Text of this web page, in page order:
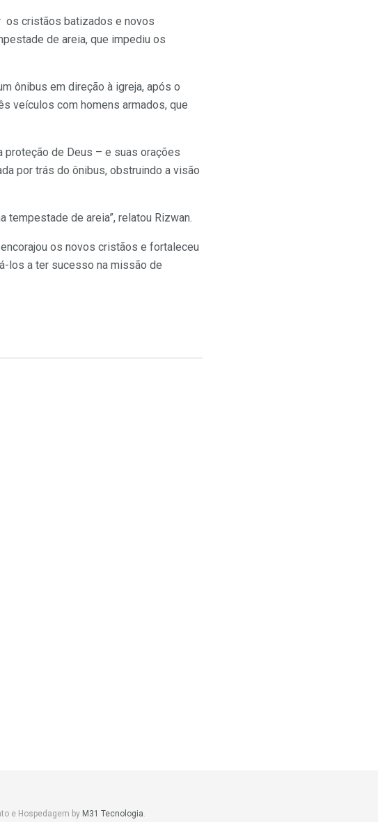
os cristãos batizados e novos
de areia, que impediu os
ônibus em direção à igreja, após o
veículos com homens armados, que
proteção de Deus – e suas orações
por trás do ônibus, obstruindo a visão
tempestade de areia”, relatou Rizwan.
os novos cristãos e fortaleceu
los a ter sucesso na missão de
e Hospedagem by M31 Tecnologia.